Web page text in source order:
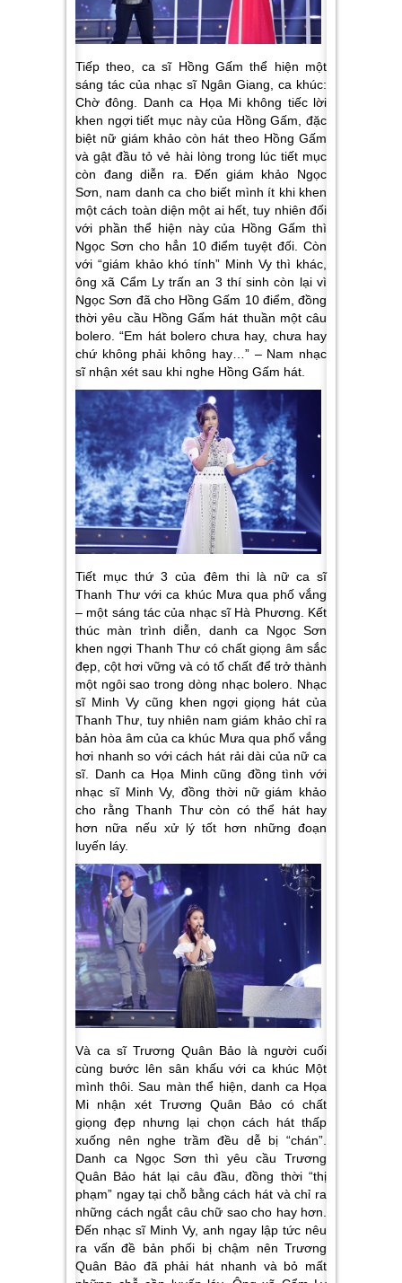
Tiếp theo, ca sĩ Hồng Gấm thể hiện một
sáng tác của nhạc sĩ Ngân Giang, ca khúc:
Chờ đông. Danh ca Họa Mi không tiếc lời
khen ngợi tiết mục này của Hồng Gấm, đặc
biệt nữ giám khảo còn hát theo Hồng Gấm
và gật đầu tỏ vẻ hài lòng trong lúc tiết mục
còn đang diễn ra. Đến giám khảo Ngọc
Sơn, nam danh ca cho biết mình ít khi khen
một cách toàn diện một ai hết, tuy nhiên đối
với phần thể hiện này của Hồng Gấm thì
Ngọc Sơn cho hẳn 10 điểm tuyệt đối. Còn
với “giám khảo khó tính” Minh Vy thì khác,
ông xã Cẩm Ly trấn an 3 thí sinh còn lại vì
Ngọc Sơn đã cho Hồng Gấm 10 điểm, đồng
thời yêu cầu Hồng Gấm hát thuần một câu
bolero.“Em hát bolero chưa hay, chưa hay
chứ không phải không hay…” – Nam nhạc
sĩ nhận xét sau khi nghe Hồng Gấm hát.
Tiết mục thứ 3 của đêm thi là nữ ca sĩ
Thanh Thư với ca khúc Mưa qua phố vắng
– một sáng tác của nhạc sĩ Hà Phương. Kết
thúc màn trình diễn, danh ca Ngọc Sơn
khen ngợi Thanh Thư có chất giọng âm sắc
đẹp, cột hơi vững và có tố chất để trở thành
một ngôi sao trong dòng nhạc bolero. Nhạc
sĩ Minh Vy cũng khen ngợi giọng hát của
Thanh Thư, tuy nhiên nam giám khảo chỉ ra
bản hòa âm của ca khúc Mưa qua phố vắng
hơi nhanh so với cách hát rải dài của nữ ca
sĩ. Danh ca Họa Minh cũng đồng tình với
nhạc sĩ Minh Vy, đồng thời nữ giám khảo
cho rằng Thanh Thư còn có thể hát hay
hơn nữa nếu xử lý tốt hơn những đoạn
luyến láy.
Và ca sĩ Trương Quân Bảo là người cuối
cùng bước lên sân khấu với ca khúc Một
mình thôi. Sau màn thể hiện, danh ca Họa
Mi nhận xét Trương Quân Bảo có chất
giọng đẹp nhưng lại chọn cách hát thấp
xuống nên nghe trầm đều dễ bị “chán”.
Danh ca Ngọc Sơn thì yêu cầu Trương
Quân Bảo hát lại câu đầu, đồng thời “thị
phạm” ngay tại chỗ bằng cách hát và chỉ ra
những cách ngắt câu chữ sao cho hay hơn.
Đến nhạc sĩ Minh Vy, anh ngay lập tức nêu
ra vấn đề bản phối bị chậm nên Trương
Quân Bảo đã phải hát nhanh và bỏ mất